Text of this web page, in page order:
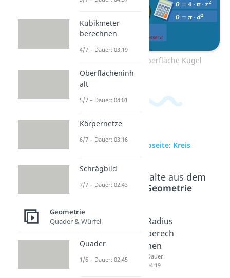
Zum Video: Oberfläche Kugel
zur Videoseite: Kreis
Beliebte Inhalte aus dem
Bereich
Geometrie
Kreis
nen
Dauer:
03:54
Dauer:
Radius
berech
nen
Dauer:
04:19
Kubikmeter
berechnen
4/7 – Dauer: 03:19
Oberflächeninh
alt
5/7 – Dauer: 04:01
Körpernetze
6/7 – Dauer: 03:16
Schrägbild
7/7 – Dauer: 02:43
Geometrie
Quader & Würfel
Quader
1/6 – Dauer: 02:45